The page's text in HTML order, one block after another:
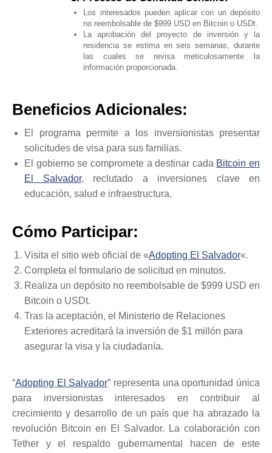
Los interesados pueden aplicar con un depósito
no reembolsable de $999 USD en Bitcoin o USDt.
La aprobación del proyecto de inversión y la
residencia se estima en seis semanas, durante
las cuales se revisa meticulosamente la
información proporcionada.
Beneficios Adicionales:
El programa permite a los inversionistas presentar
solicitudes de visa para sus familias.
El gobierno se compromete a destinar cada Bitcoin en
El Salvador, reclutado a inversiones clave en
educación, salud e infraestructura.
Cómo Participar:
Visita el sitio web oficial de «Adopting El Salvador«.
Completa el formulario de solicitud en minutos.
Realiza un depósito no reembolsable de $999 USD en
Bitcoin o USDt.
Tras la aceptación, el Ministerio de Relaciones
Exteriores acreditará la inversión de $1 millón para
asegurar la visa y la ciudadanía.
“Adopting El Salvador” representa una oportunidad única
para inversionistas interesados en contribuir al
crecimiento y desarrollo de un país que ha abrazado la
revolución Bitcoin en El Salvador. La colaboración con
Tether y el respaldo gubernamental hacen de este